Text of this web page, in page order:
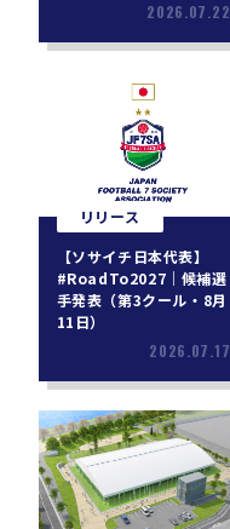
2026.07.22
リリース
【ソサイチ日本代表】
#RoadTo2027｜候補選
手発表（第3クール・8月
11日）
2026.07.17